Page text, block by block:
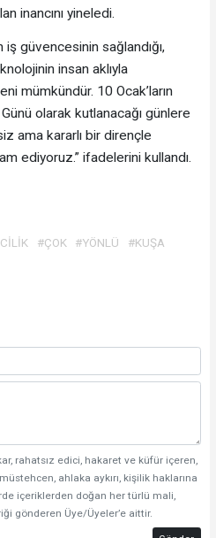
inancını yineledi.
güvencesinin sağlandığı,
insan aklıyla
mümkündür. 10 Ocak’ların
olarak kutlanacağı günlere
ama kararlı bir dirençle
ediyoruz.” ifadelerini kullandı.
#ÇOK #YÖNLÜ #KUŞA
rahatsız edici, hakaret ve küfür içeren,
ahlaka aykırı, kişilik haklarına
içeriklerden doğan her türlü mali,
gönderen Üye/Üyeler’e aittir.